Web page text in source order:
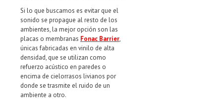
Si lo que buscamos es evitar que el
sonido se propague al resto de los
ambientes, la mejor opción son las
placas o membranas Fonac Barrier,
únicas fabricadas en vinilo de alta
densidad, que se utilizan como
refuerzo acústico en paredes o
encima de cielorrasos livianos por
donde se trasmite el ruido de un
ambiente a otro.